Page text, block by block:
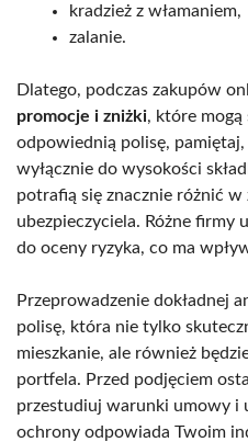
kradzież z włamaniem,
zalanie.
Dlatego, podczas zakupów
promocje i zniżki, które
odpowiednią polisę, pamiętaj,
wyłącznie do wysokości
potrafią się znacznie różnić w
ubezpieczyciela. Różne firmy
do oceny ryzyka, co ma
Przeprowadzenie dokładnej
polisę, która nie tylko
mieszkanie, ale również
portfela. Przed podjęciem
przestudiuj warunki umowy i
ochrony odpowiada Twoim